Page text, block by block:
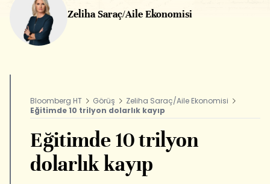
Zeliha Saraç/Aile Ekonomisi
Bloomberg HT Görüş
Zeliha Saraç/Aile Ekonomisi
Eğitimde 10 trilyon dolarlık kayıp
Eğitimde 10 trilyon
dolarlık kayıp